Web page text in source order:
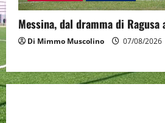
Messina, dal dramma di
Di Mimmo Muscolino 07/08/2026